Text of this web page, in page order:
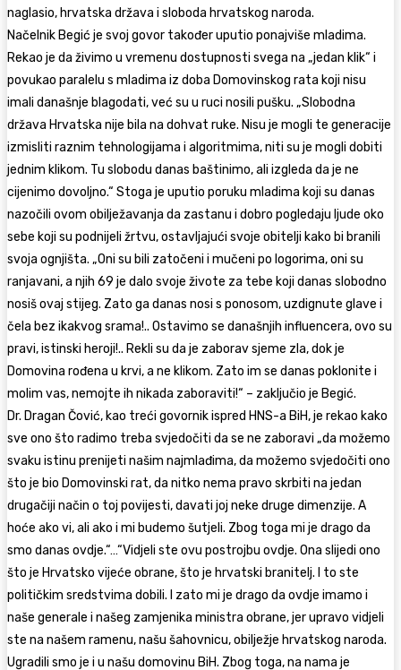
naglasio, hrvatska država i sloboda hrvatskog naroda.
Načelnik Begić je svoj govor također uputio ponajviše mladima.
Rekao je da živimo u vremenu dostupnosti svega na „jedan klik“ i
povukao paralelu s mladima iz doba Domovinskog rata koji nisu
imali današnje blagodati, već su u ruci nosili pušku. „Slobodna
država Hrvatska nije bila na dohvat ruke. Nisu je mogli te generacije
izmisliti raznim tehnologijama i algoritmima, niti su je mogli dobiti
jednim klikom. Tu slobodu danas baštinimo, ali izgleda da je ne
cijenimo dovoljno.“ Stoga je uputio poruku mladima koji su danas
nazočili ovom obilježavanja da zastanu i dobro pogledaju ljude oko
sebe koji su podnijeli žrtvu, ostavljajući svoje obitelji kako bi branili
svoja ognjišta. „Oni su bili zatočeni i mučeni po logorima, oni su
ranjavani, a njih 69 je dalo svoje živote za tebe koji danas slobodno
nosiš ovaj stijeg. Zato ga danas nosi s ponosom, uzdignute glave i
čela bez ikakvog srama!.. Ostavimo se današnjih influencera, ovo su
pravi, istinski heroji!.. Rekli su da je zaborav sjeme zla, dok je
Domovina rođena u krvi, a ne klikom. Zato im se danas poklonite i
molim vas, nemojte ih nikada zaboraviti!“ – zaključio je Begić.
Dr. Dragan Čović, kao treći govornik ispred HNS-a BiH, je rekao kako
sve ono što radimo treba svjedočiti da se ne zaboravi „da možemo
svaku istinu prenijeti našim najmlađima, da možemo svjedočiti ono
što je bio Domovinski rat, da nitko nema pravo skrbiti na jedan
drugačiji način o toj povijesti, davati joj neke druge dimenzije. A
hoće ako vi, ali ako i mi budemo šutjeli. Zbog toga mi je drago da
smo danas ovdje.“…“Vidjeli ste ovu postrojbu ovdje. Ona slijedi ono
što je Hrvatsko vijeće obrane, što je hrvatski branitelj. I to ste
političkim sredstvima dobili. I zato mi je drago da ovdje imamo i
naše generale i našeg zamjenika ministra obrane, jer upravo vidjeli
ste na našem ramenu, našu šahovnicu, obilježje hrvatskog naroda.
Ugradili smo je i u našu domovinu BiH. Zbog toga, na nama je